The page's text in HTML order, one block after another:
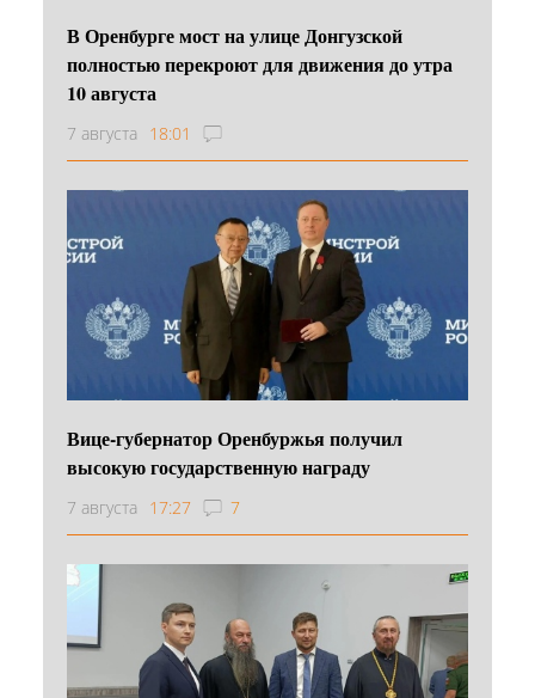
В Оренбурге мост на улице Донгузской
полностью перекроют для движения до утра
10 августа
7 августа 18:01
Вице-губернатор Оренбуржья получил
высокую государственную награду
7 августа 17:27 7